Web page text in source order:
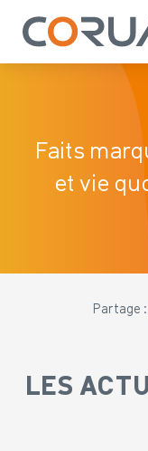
Faits
et vie
Partage :
LES